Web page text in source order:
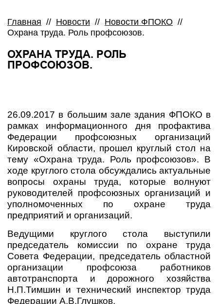
Главная // Новости // Новости ФПОКО //
Охрана труда. Роль профсоюзов.
ОХРАНА ТРУДА. РОЛЬ
ПРОФСОЮЗОВ.
26.09.2017 в большим зале здания ФПОКО в
рамках информационного дня профактива
Федерации профсоюзных организаций
Кировской области, прошел круглый стол на
тему «Охрана труда. Роль профсоюзов». В
ходе круглого стола обсуждались актуальные
вопросы охраны труда, которые волнуют
руководителей профсоюзных организаций и
уполномоченных по охране труда
предприятий и организаций.
Ведущими круглого стола выступили
председатель комиссии по охране труда
Совета Федерации, председатель областной
организации профсоюза работников
автотранспорта и дорожного хозяйства
Н.П.Тимшин и технический инспектор труда
Федерации А.В.Глушков.